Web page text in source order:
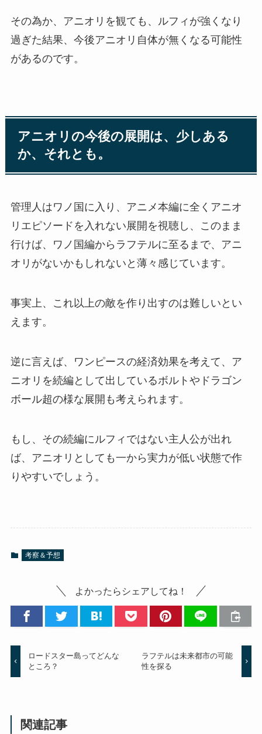
その為か、アニオリを観ても、ルフィが強くなり
過ぎた結果、今後アニオリ自体が無くなる可能性
があるのです。
アニオリの今後の展開は、少しある
か、それとも。
管理人はワノ国に入り、アニメ本編に全くアニオ
リエピソードを入れない展開を視聴し、このまま
行けば、ワノ国編からラフテルに至るまで、アニ
オリがないかもしれないと薄々感じています。
事実上、これ以上の敵を作り出すのは難しいとい
えます。
逆に言えば、ワンピースの経済効果を考えて、ア
ニオリを続編として出しているボルトやドラゴン
ボール超の様な展開も考えられます。
もし、その続編にルフィではない主人公が出れ
ば、アニオリとしても一から実力が低い状態で作
りやすいでしょう。
考察＆予想
よかったらシェアしてね！
ロードスター島ってどんな
ところ？
ラフテルは未来都市の可能
性を探る
関連記事